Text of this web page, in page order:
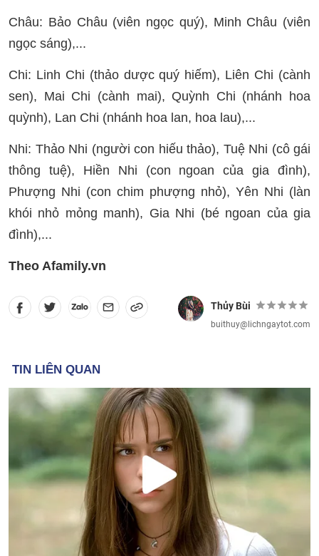
Châu: Bảo Châu (viên ngọc quý), Minh Châu (viên
ngọc sáng),...
Chi: Linh Chi (thảo dược quý hiếm), Liên Chi (cành
sen), Mai Chi (cành mai), Quỳnh Chi (nhánh hoa
quỳnh), Lan Chi (nhánh hoa lan, hoa lau),...
Nhi: Thảo Nhi (người con hiếu thảo), Tuệ Nhi (cô gái
thông tuệ), Hiền Nhi (con ngoan của gia đình),
Phượng Nhi (con chim phượng nhỏ), Yên Nhi (làn
khói nhỏ mỏng manh), Gia Nhi (bé ngoan của gia
đình),...
Theo Afamily.vn
Thủy Bùi
buithuy@lichngaytot.com